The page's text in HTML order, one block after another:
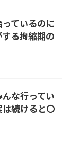
ているのに
する拘縮期の
な行ってい
続けると〇